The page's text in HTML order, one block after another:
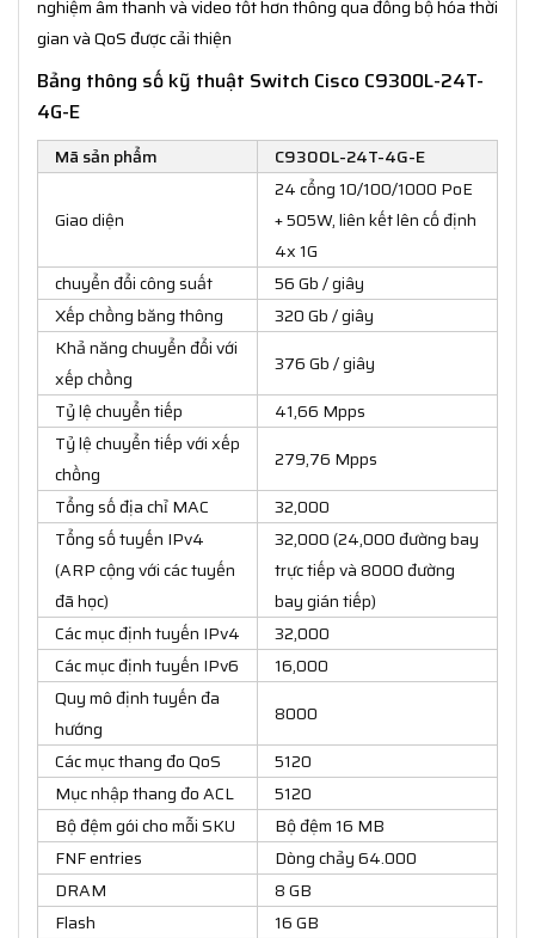
nghiệm âm thanh và video tốt hơn thông qua đồng bộ hóa thời
gian và QoS được cải thiện
Bảng thông số kỹ thuật Switch Cisco C9300L-24T-
4G-E
Mã sản phẩm C9300L-24T-4G-E
Giao diện
24 cổng 10/100/1000 PoE
+ 505W, liên kết lên cố định
4x 1G
chuyển đổi công suất
56 Gb / giây
Xếp chồng băng thông
320 Gb / giây
Khả năng chuyển đổi với
xếp chồng
376 Gb / giây
Tỷ lệ chuyển tiếp
41,66 Mpps
Tỷ lệ chuyển tiếp với xếp
chồng
279,76 Mpps
Tổng số địa chỉ MAC
32,000
Tổng số tuyến IPv4
(ARP cộng với các tuyến
đã học)
32,000 (24,000 đường bay
trực tiếp và 8000 đường
bay gián tiếp)
Các mục định tuyến IPv4
32,000
Các mục định tuyến IPv6
16,000
Quy mô định tuyến đa
hướng
8000
Các mục thang đo QoS
5120
Mục nhập thang đo ACL
5120
Bộ đệm gói cho mỗi SKU
Bộ đệm 16 MB
FNF entries
Dòng chảy 64.000
DRAM
8 GB
Flash
16 GB